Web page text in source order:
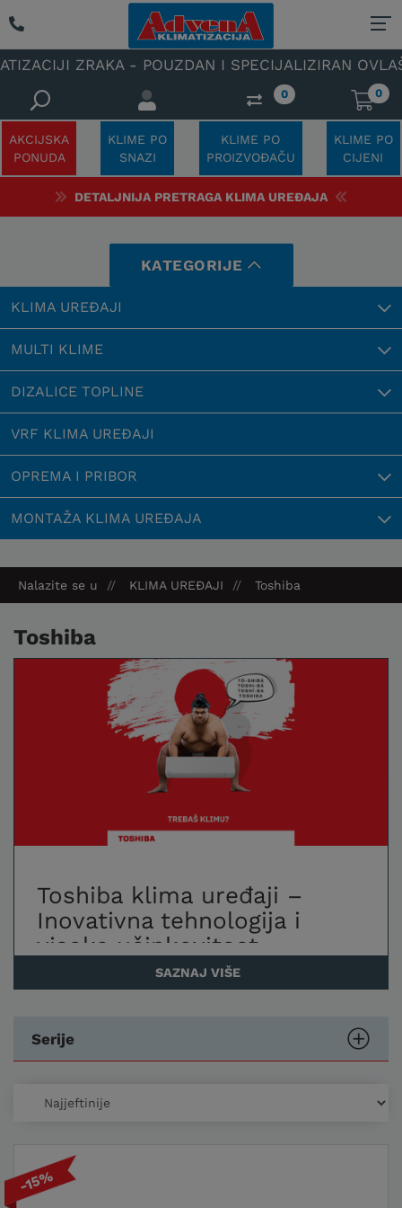
I SPECIJALIZIRAN OVLAŠTENI SERVIS
0 0
AKCIJSKA
PONUDA
KLIME PO
SNAZI
KLIME PO
PROIZVOĐAČU
KLIME PO
CIJENI
DETALJNIJA PRETRAGA KLIMA UREĐAJA
KATEGORIJE
KLIMA UREĐAJI
MULTI KLIME
DIZALICE TOPLINE
VRF KLIMA UREĐAJI
OPREMA I PRIBOR
MONTAŽA KLIMA UREĐAJA
Nalazite se u KLIMA UREĐAJI Toshiba
Toshiba
Toshiba klima uređaji –
Inovativna tehnologija i
visoka učinkovitost
Energetska učinkovitost i
Toshiba klima uređajipoznati su po izvrsnoj
kategorijama A++ i A+++. Zahvaljujući
prema trenutnim uvjetima, što smanjuje
potrošnju energije i osigurava dugoročne
SAZNAJ VIŠE
Serije
-15%